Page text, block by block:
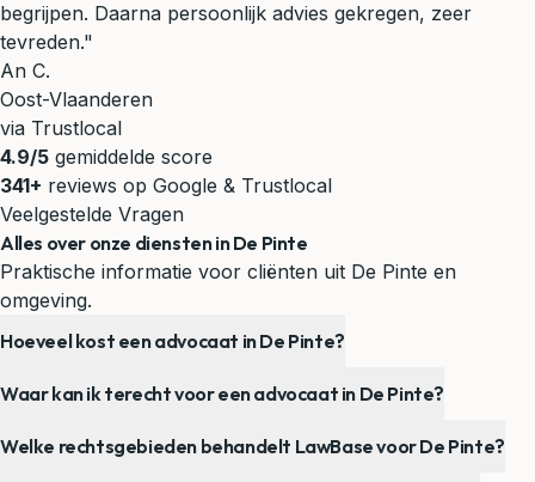
begrijpen. Daarna persoonlijk advies gekregen, zeer
tevreden."
An C.
Oost-Vlaanderen
via Trustlocal
4.9/5 gemiddelde score
341+ reviews op Google & Trustlocal
Veelgestelde Vragen
Alles over onze diensten in De Pinte
Praktische informatie voor cliënten uit De Pinte en
omgeving.
Hoeveel kost een advocaat in De Pinte?
Waar kan ik terecht voor een advocaat in De Pinte?
Welke rechtsgebieden behandelt LawBase voor De Pinte?